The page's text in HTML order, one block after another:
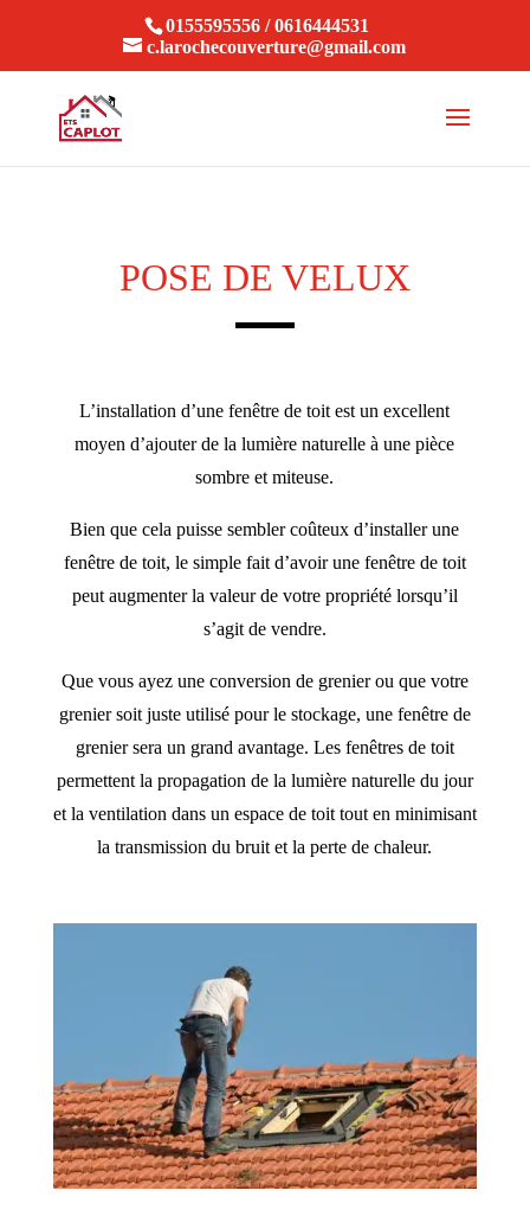
0155595556 / 0616444531
c.larochecouverture@gmail.com
POSE DE VELUX
L’installation d’une fenêtre de toit est un excellent
moyen d’ajouter de la lumière naturelle à une pièce
sombre et miteuse.
Bien que cela puisse sembler coûteux d’installer une
fenêtre de toit, le simple fait d’avoir une fenêtre de toit
peut augmenter la valeur de votre propriété lorsqu’il
s’agit de vendre.
Que vous ayez une conversion de grenier ou que votre
grenier soit juste utilisé pour le stockage, une fenêtre de
grenier sera un grand avantage. Les fenêtres de toit
permettent la propagation de la lumière naturelle du jour
et la ventilation dans un espace de toit tout en minimisant
la transmission du bruit et la perte de chaleur.